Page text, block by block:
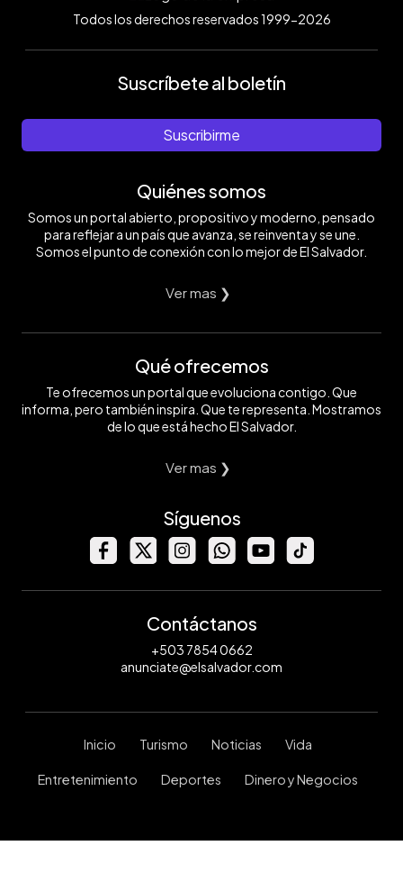
Todos los derechos reservados 1999-2026
Suscríbete al boletín
Suscribirme
Quiénes somos
Somos un portal abierto, propositivo y moderno, pensado
para reflejar a un país que avanza, se reinventa y se une.
Somos el punto de conexión con lo mejor de El Salvador.
Ver mas ❯
Qué ofrecemos
Te ofrecemos un portal que evoluciona contigo. Que
informa, pero también inspira. Que te representa. Mostramos
de lo que está hecho El Salvador.
Ver mas ❯
Síguenos
Contáctanos
+503 7854 0662
anunciate@elsalvador.com
Inicio Turismo Noticias Vida
Entretenimiento Deportes Dinero y Negocios